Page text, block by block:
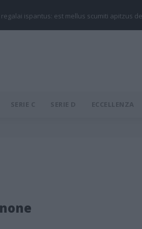
regalai ispantus: est mellus scumiti apitzus
SERIE C SERIE D ECCELLENZA